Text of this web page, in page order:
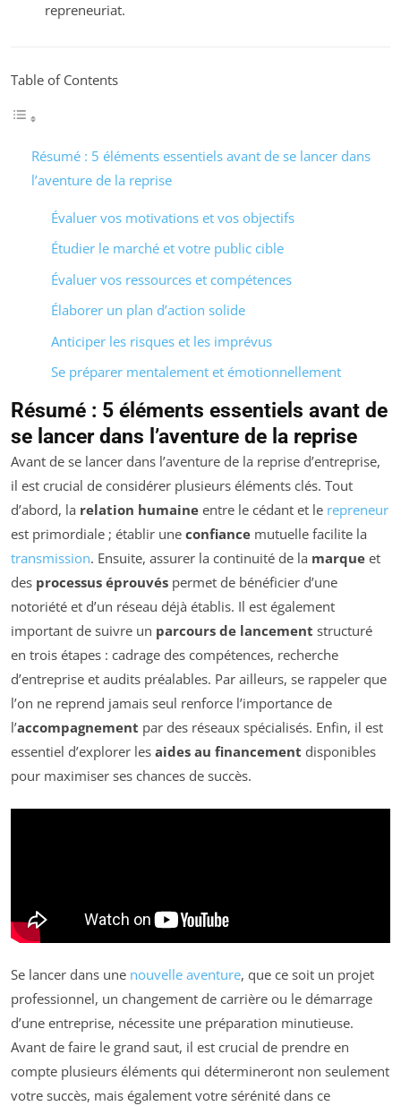
repreneuriat.
Table of Contents
Résumé : 5 éléments essentiels avant de se lancer dans
l’aventure de la reprise
Évaluer vos motivations et vos objectifs
Étudier le marché et votre public cible
Évaluer vos ressources et compétences
Élaborer un plan d’action solide
Anticiper les risques et les imprévus
Se préparer mentalement et émotionnellement
Résumé : 5 éléments essentiels avant de
se lancer dans l’aventure de la reprise
Avant de se lancer dans l’aventure de la reprise d’entreprise,
il est crucial de considérer plusieurs éléments clés. Tout
d’abord, la relation humaine entre le cédant et le repreneur
est primordiale ; établir une confiance mutuelle facilite la
transmission. Ensuite, assurer la continuité de la marque et
des processus éprouvés permet de bénéficier d’une
notoriété et d’un réseau déjà établis. Il est également
important de suivre un parcours de lancement structuré
en trois étapes : cadrage des compétences, recherche
d’entreprise et audits préalables. Par ailleurs, se rappeler que
l’on ne reprend jamais seul renforce l’importance de
l’accompagnement par des réseaux spécialisés. Enfin, il est
essentiel d’explorer les aides au financement disponibles
pour maximiser ses chances de succès.
Se lancer dans une nouvelle aventure, que ce soit un projet
professionnel, un changement de carrière ou le démarrage
d’une entreprise, nécessite une préparation minutieuse.
Avant de faire le grand saut, il est crucial de prendre en
compte plusieurs éléments qui détermineront non seulement
votre succès, mais également votre sérénité dans ce